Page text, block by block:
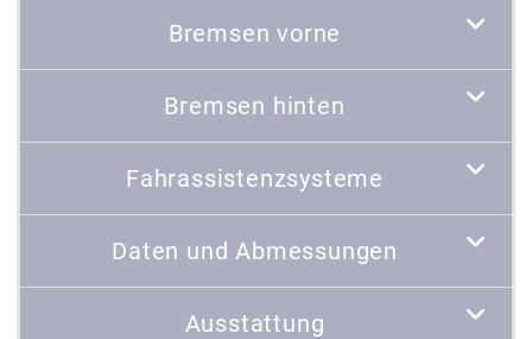
Bremsen vorne
Bremsen hinten
Fahrassistenzsysteme
Daten und Abmessungen
Ausstattung